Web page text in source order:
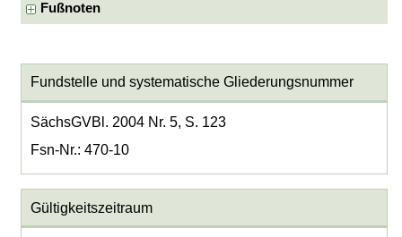
Fußnoten
Fundstelle und systematische Gliederungsnummer
SächsGVBl. 2004 Nr. 5, S. 123
Fsn-Nr.: 470-10
Gültigkeitszeitraum